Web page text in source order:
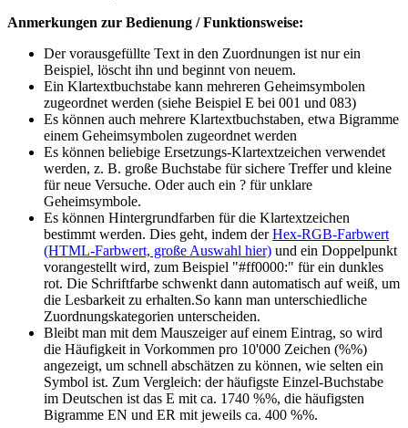
Anmerkungen zur Bedienung / Funktionsweise:
Der vorausgefüllte Text in den Zuordnungen ist nur ein
Beispiel, löscht ihn und beginnt von neuem.
Ein Klartextbuchstabe kann mehreren Geheimsymbolen
zugeordnet werden (siehe Beispiel E bei 001 und 083)
Es können auch mehrere Klartextbuchstaben, etwa Bigramme
einem Geheimsymbolen zugeordnet werden
Es können beliebige Ersetzungs-Klartextzeichen verwendet
werden, z. B. große Buchstabe für sichere Treffer und kleine
für neue Versuche. Oder auch ein ? für unklare
Geheimsymbole.
Es können Hintergrundfarben für die Klartextzeichen
bestimmt werden. Dies geht, indem derHex-RGB-Farbwert
(HTML-Farbwert, große Auswahl hier) und ein Doppelpunkt
vorangestellt wird, zum Beispiel "#ff0000:" für ein dunkles
rot. Die Schriftfarbe schwenkt dann automatisch auf weiß, um
die Lesbarkeit zu erhalten.So kann man unterschiedliche
Zuordnungskategorien unterscheiden.
Bleibt man mit dem Mauszeiger auf einem Eintrag, so wird
die Häufigkeit in Vorkommen pro 10'000 Zeichen (%%)
angezeigt, um schnell abschätzen zu können, wie selten ein
Symbol ist. Zum Vergleich: der häufigste Einzel-Buchstabe
im Deutschen ist das E mit ca. 1740 %%, die häufigsten
Bigramme EN und ER mit jeweils ca. 400 %%.